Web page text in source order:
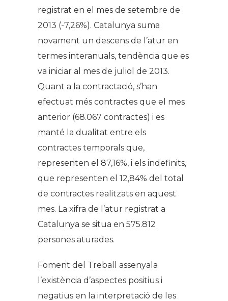
registrat en el mes de setembre de
2013 (-7,26%). Catalunya suma
novament un descens de l’atur en
termes interanuals, tendència que es
va iniciar al mes de juliol de 2013.
Quant a la contractació, s’han
efectuat més contractes que el mes
anterior (68.067 contractes) i es
manté la dualitat entre els
contractes temporals que,
representen el 87,16%, i els indefinits,
que representen el 12,84% del total
de contractes realitzats en aquest
mes. La xifra de l’atur registrat a
Catalunya se situa en 575.812
persones aturades.
Foment del Treball assenyala
l’existència d’aspectes positius i
negatius en la interpretació de les